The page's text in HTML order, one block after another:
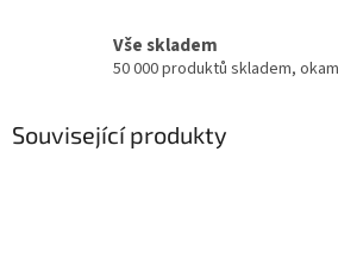
Vše skladem
50 000 produktů skladem,
Související produkty